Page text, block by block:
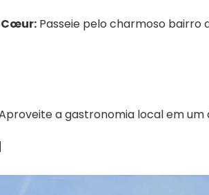
Cœur: Passeie pelo charmoso
a gastronomia local em um